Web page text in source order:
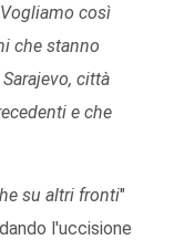
Vogliamo così
che stanno
città
e che
su altri fronti"
l'uccisione